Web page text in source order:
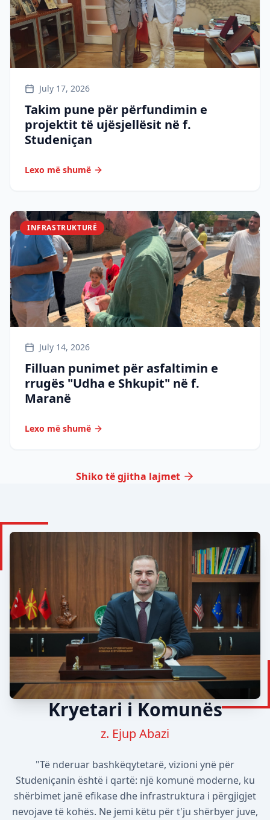
July 17, 2026
Takim pune për përfundimin e
projektit të ujësjellësit në f.
Studeniçan
Lexo më shumë
INFRASTRUKTURË
July 14, 2026
Filluan punimet për asfaltimin e
rrugës "Udha e Shkupit" në f.
Maranë
Lexo më shumë
Shiko të gjitha lajmet
Kryetari i Komunës
z. Ejup Abazi
"Të nderuar bashkëqytetarë, vizioni ynë për
Studeniçanin është i qartë: një komunë moderne, ku
shërbimet janë efikase dhe infrastruktura i përgjigjet
nevojave të kohës. Ne jemi këtu për t'ju shërbyer juve,